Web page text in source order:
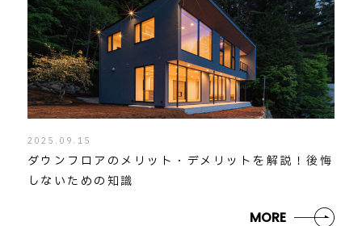
2025.09.15
ダウンフロアのメリット・デメリットを解説！後悔
しないための知識
MORE